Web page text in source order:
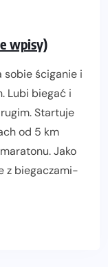
wpisy)
sobie ściganie i
Lubi biegać i
Startuje
od 5 km
Jako
z biegaczami-